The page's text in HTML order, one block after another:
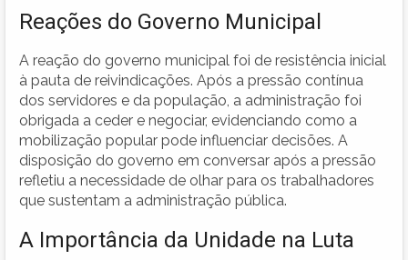
Reações do Governo Municipal
A reação do governo municipal foi de resistência inicial
à pauta de reivindicações. Após a pressão contínua
dos servidores e da população, a administração foi
obrigada a ceder e negociar, evidenciando como a
mobilização popular pode influenciar decisões. A
disposição do governo em conversar após a pressão
refletiu a necessidade de olhar para os trabalhadores
que sustentam a administração pública.
A Importância da Unidade na Luta